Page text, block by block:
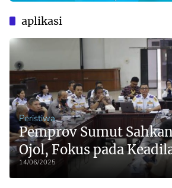
aplikasi
Peristiwa
Pemprov Sumut
Ojol, Fokus pada
Ekosistem dan
14/06/2025